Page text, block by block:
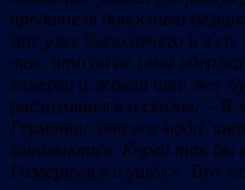
предателя доносчика
мне уже было нечего и я со
так, что он не смог
замерли и ждали что же
расхохотался и сказал: – Я
Германии, они все люди
занимаются. Еврей так бы
Развернулся и ушёл.» Вот